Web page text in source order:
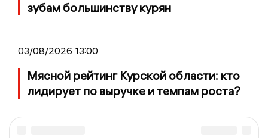
зубам большинству курян
03/08/2026 13:00
Мясной рейтинг Курской области: кто
лидирует по выручке и темпам роста?